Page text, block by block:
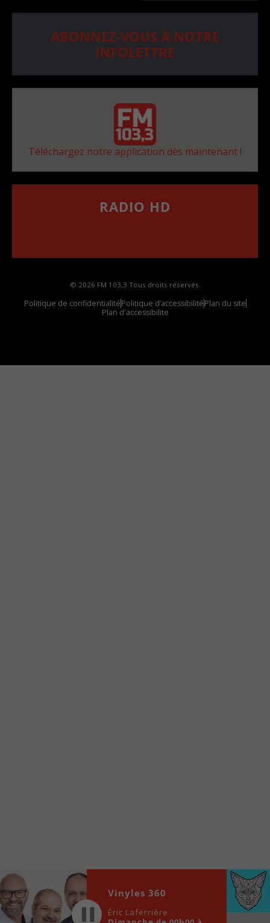
ABONNEZ-VOUS À NOTRE
INFOLETTRE
Téléchargez notre application dès maintenant !
RADIO HD
© 2026 FM 103,3 Tous droits réservés.
Politique de confidentialitéPolitique d’accessibilitéPlan du site
Plan d'accessibilite
locale vous sont maintenant accessibles en un clic!
Audio
Player
00:00 00:00
Vinyles 360
Éric Laferrière